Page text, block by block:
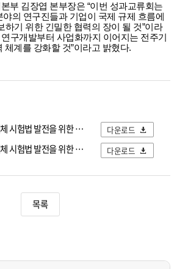
부 김장엽 본부장은 “이번 성과교류회는
의 연구진들과 기업이 국제 규제 흐름에
하기 위한 긴밀한 협력의 장이 될 것”이라
구개발부터 사업화까지 이어지는 전주기
체계를 강화할 것”이라고 밝혔다.
이오 소부장 연구개발(R&D) 성과교류회 개최.hwp
다운로드
이오 소부장 연구개발(R&D) 성과교류회 개최.pdf 다운로드
목록